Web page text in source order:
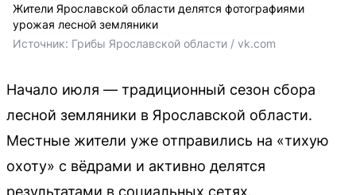
Жители Ярославской области делятся фотографиями
урожая лесной земляники
Источник: Грибы Ярославской области / vk.com
Начало июля — традиционный сезон сбора
лесной земляники в Ярославской области.
Местные жители уже отправились на «тихую
охоту» с вёдрами и активно делятся
результатами в социальных сетях.